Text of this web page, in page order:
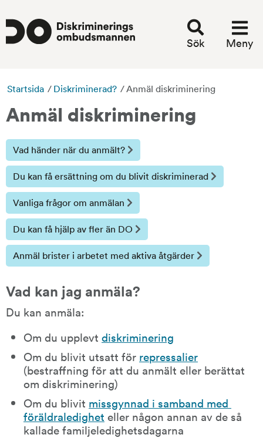
Sök Meny
Startsida / Diskriminerad? /Anmäl diskriminering
Anmäl diskriminering
Vad händer när du anmält?
Du kan få ersättning om du blivit diskriminerad
Vanliga frågor om anmälan
Du kan få hjälp av fler än DO
Anmäl brister i arbetet med aktiva åtgärder
Vad kan jag anmäla?
Du kan anmäla:
Om du upplevt diskriminering
Om du blivit utsatt för repressalier
(bestraffning för att du anmält eller berättat
om diskriminering)
Om du blivit missgynnad i samband med
föräldraledighet eller någon annan av de så
kallade familjeledighetsdagarna